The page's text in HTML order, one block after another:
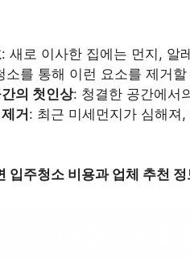
: 새로 이사한 집에는 먼지, 알
소를 통해 이런 요소를 제거
의 첫인상: 청결한 공간에서
거: 최근 미세먼지가 심해져
입주청소 비용과 업체 추천